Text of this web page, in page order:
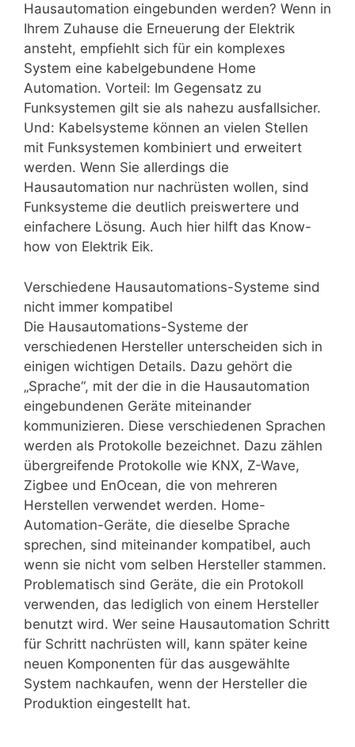
Hausautomation eingebunden werden? Wenn in
Ihrem Zuhause die Erneuerung der Elektrik
ansteht, empfiehlt sich für ein komplexes
System eine kabelgebundene Home
Automation. Vorteil: Im Gegensatz zu
Funksystemen gilt sie als nahezu ausfallsicher.
Und: Kabelsysteme können an vielen Stellen
mit Funksystemen kombiniert und erweitert
werden. Wenn Sie allerdings die
Hausautomation nur nachrüsten wollen, sind
Funksysteme die deutlich preiswertere und
einfachere Lösung. Auch hier hilft das Know-
how von Elektrik Eik.
Verschiedene Hausautomations-Systeme sind
nicht immer kompatibel
Die Hausautomations-Systeme der
verschiedenen Hersteller unterscheiden sich in
einigen wichtigen Details. Dazu gehört die
„Sprache“, mit der die in die Hausautomation
eingebundenen Geräte miteinander
kommunizieren. Diese verschiedenen Sprachen
werden als Protokolle bezeichnet. Dazu zählen
übergreifende Protokolle wie KNX, Z-Wave,
Zigbee und EnOcean, die von mehreren
Herstellen verwendet werden. Home-
Automation-Geräte, die dieselbe Sprache
sprechen, sind miteinander kompatibel, auch
wenn sie nicht vom selben Hersteller stammen.
Problematisch sind Geräte, die ein Protokoll
verwenden, das lediglich von einem Hersteller
benutzt wird. Wer seine Hausautomation Schritt
für Schritt nachrüsten will, kann später keine
neuen Komponenten für das ausgewählte
System nachkaufen, wenn der Hersteller die
Produktion eingestellt hat.